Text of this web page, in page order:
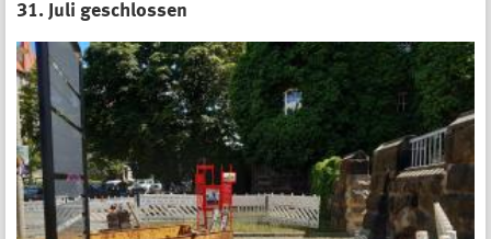
31. Juli geschlossen